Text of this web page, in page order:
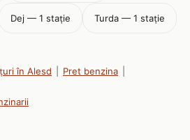
Dej — 1 stație Turda — 1 stație
în Alesd Pret benzina